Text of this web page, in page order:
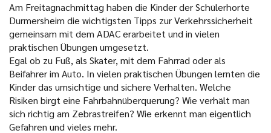
Am Freitagnachmittag haben die Kinder der Schülerhorte
Durmersheim die wichtigsten Tipps zur Verkehrssicherheit
gemeinsam mit dem ADAC erarbeitet und in vielen
praktischen Übungen umgesetzt.
Egal ob zu Fuß, als Skater, mit dem Fahrrad oder als
Beifahrer im Auto. In vielen praktischen Übungen lernten die
Kinder das umsichtige und sichere Verhalten. Welche
Risiken birgt eine Fahrbahnüberquerung? Wie verhält man
sich richtig am Zebrastreifen? Wie erkennt man eigentlich
Gefahren und vieles mehr.